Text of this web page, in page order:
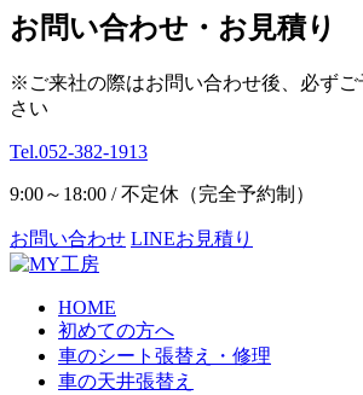
お問い合わせ・お見積り
※ご来社の際はお問い合わせ後、必ず
さい
Tel.052-382-1913
9:00～18:00 / 不定休（完全予約制）
お問い合わせ LINEお見積り
HOME
初めての方へ
車のシート張替え・修理
車の天井張替え